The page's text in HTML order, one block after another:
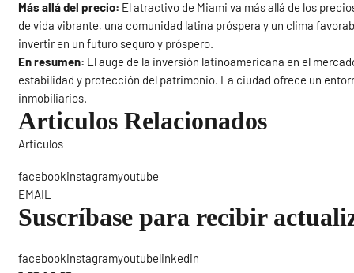
Más allá del precio: El atractivo de Miami va más allá de los
de vida vibrante, una comunidad latina próspera y un clima
invertir en un futuro seguro y próspero.
En resumen: El auge de la inversión latinoamericana en el
estabilidad y protección del patrimonio. La ciudad ofrece un
inmobiliarios.
Articulos Relacionados
Articulos
facebookinstagramyoutube
EMAIL
Suscríbase para recibir
facebookinstagramyoutubelinkedin